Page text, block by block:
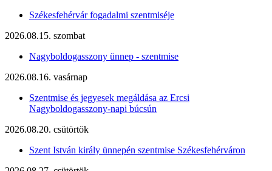
Székesfehérvár fogadalmi szentmiséje
2026.08.15. szombat
Nagyboldogasszony ünnep - szentmise
2026.08.16. vasárnap
Szentmise és jegyesek megáldása az Ercsi
Nagyboldogasszony-napi búcsún
2026.08.20. csütörtök
Szent István király ünnepén szentmise Székesfehérváron